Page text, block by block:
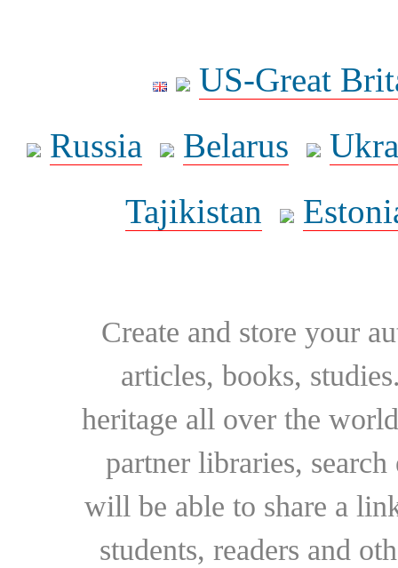
US-Great
Russia
Belarus
Tajikistan
Create and store your
articles, books,
heritage all over the
partner libraries,
will be able to share a
students, readers and